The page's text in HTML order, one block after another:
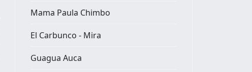
Mama Paula Chimbo
El Carbunco - Mira
Guagua Auca